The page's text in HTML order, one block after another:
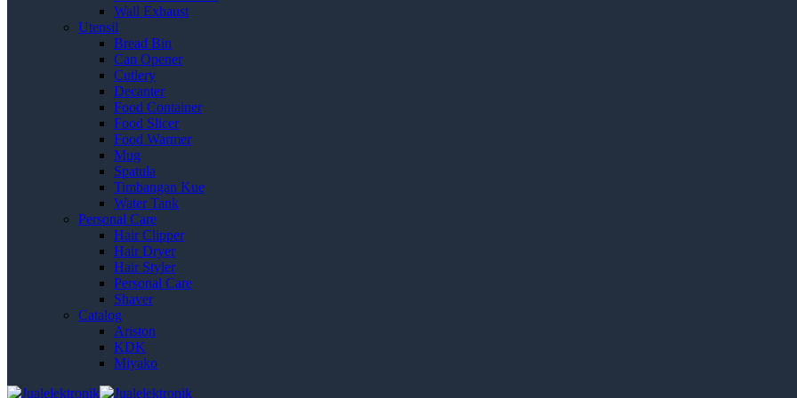
Wall Exhaust
Utensil
Bread Bin
Can Opener
Cutlery
Decanter
Food Container
Food Slicer
Food Warmer
Mug
Spatula
Timbangan Kue
Water Tank
Personal Care
Hair Clipper
Hair Dryer
Hair Styler
Personal Care
Shaver
Catalog
Ariston
KDK
Miyako